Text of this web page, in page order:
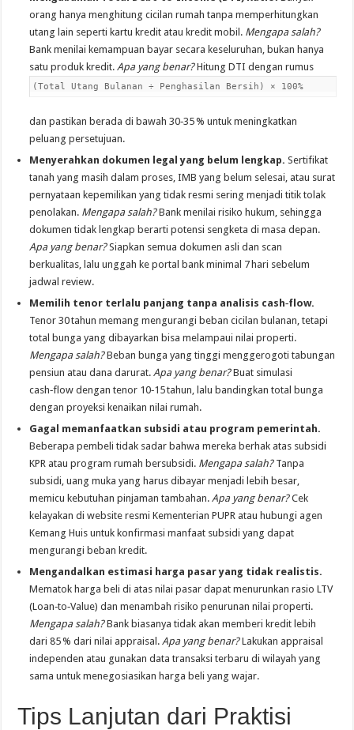
orang hanya menghitung cicilan rumah tanpa memperhitungkan
utang lain seperti kartu kredit atau kredit mobil. Mengapa salah?
Bank menilai kemampuan bayar secara keseluruhan, bukan hanya
satu produk kredit.Apa yang benar?Hitung DTI dengan rumus
(Total Utang Bulanan ÷ Penghasilan Bersih) × 100%
dan pastikan berada di bawah 30‑35 % untuk meningkatkan
peluang persetujuan.
Menyerahkan dokumen legal yang belum lengkap. Sertifikat
tanah yang masih dalam proses, IMB yang belum selesai, atau surat
pernyataan kepemilikan yang tidak resmi sering menjadi titik tolak
penolakan. Mengapa salah?Bank menilai risiko hukum, sehingga
dokumen tidak lengkap berarti potensi sengketa di masa depan.
Apa yang benar?Siapkan semua dokumen asli dan scan
berkualitas, lalu unggah ke portal bank minimal 7 hari sebelum
jadwal review.
Memilih tenor terlalu panjang tanpa analisis cash‑flow.
Tenor 30 tahun memang mengurangi beban cicilan bulanan, tetapi
total bunga yang dibayarkan bisa melampaui nilai properti.
Mengapa salah?Beban bunga yang tinggi menggerogoti tabungan
pensiun atau dana darurat.Apa yang benar?Buat simulasi
cash‑flow dengan tenor 10‑15 tahun, lalu bandingkan total bunga
dengan proyeksi kenaikan nilai rumah.
Gagal memanfaatkan subsidi atau program pemerintah.
Beberapa pembeli tidak sadar bahwa mereka berhak atas subsidi
KPR atau program rumah bersubsidi. Mengapa salah?Tanpa
subsidi, uang muka yang harus dibayar menjadi lebih besar,
memicu kebutuhan pinjaman tambahan.Apa yang benar?Cek
kelayakan di website resmi Kementerian PUPR atau hubungi agen
Kemang Huis untuk konfirmasi manfaat subsidi yang dapat
mengurangi beban kredit.
Mengandalkan estimasi harga pasar yang tidak realistis.
Mematok harga beli di atas nilai pasar dapat menurunkan rasio LTV
(Loan‑to‑Value) dan menambah risiko penurunan nilai properti.
Mengapa salah?Bank biasanya tidak akan memberi kredit lebih
dari 85 % dari nilai appraisal.Apa yang benar?Lakukan appraisal
independen atau gunakan data transaksi terbaru di wilayah yang
sama untuk menegosiasikan harga beli yang wajar.
Tips Lanjutan dari Praktisi